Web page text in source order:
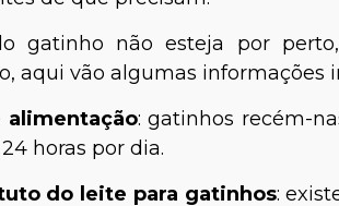
gatinho não esteja por
aqui vão algumas informações
alimentação: gatinhos recém-
horas por dia.
do leite para gatinhos: